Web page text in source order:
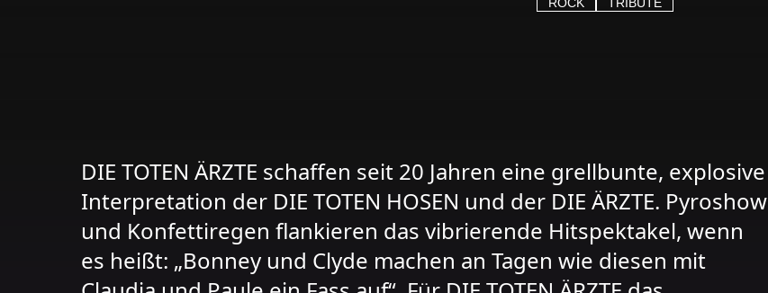
DIE TOTEN ÄRZTE schaffen seit 20 Jahren eine grellbunte, explosive
Interpretation der DIE TOTEN HOSEN und der DIE ÄRZTE. Pyroshow
und Konfettiregen flankieren das vibrierende Hitspektakel, wenn
es heißt: „Bonney und Clyde machen an Tagen wie diesen mit